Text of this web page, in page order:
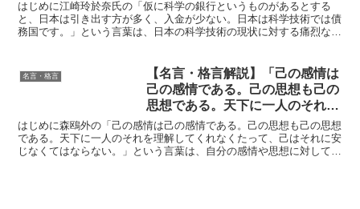
国です。」by 江崎玲於奈 の深い
意味と得られる教訓
はじめに江崎玲於奈氏の「仮に科学の銀行というものがあるとする
と、日本は引き出す方が多く、入金が少ない。日本は科学技術では債
務国です。」という言葉は、日本の科学技術の現状に対する痛烈な警
名言・格言
【名言・格言解説】「己の感情は
己の感情である。己の思想も己の
思想である。天下に一人のそれを
理解してくれなくたって、己はそ
れに安じなくてはならない。」by
森鴎外の深い意味と得られる教訓
はじめに森鴎外の「己の感情は己の感情である。己の思想も己の思想
である。天下に一人のそれを理解してくれなくたって、己はそれに安
じなくてはならない。」という言葉は、自分の感情や思想に対して真